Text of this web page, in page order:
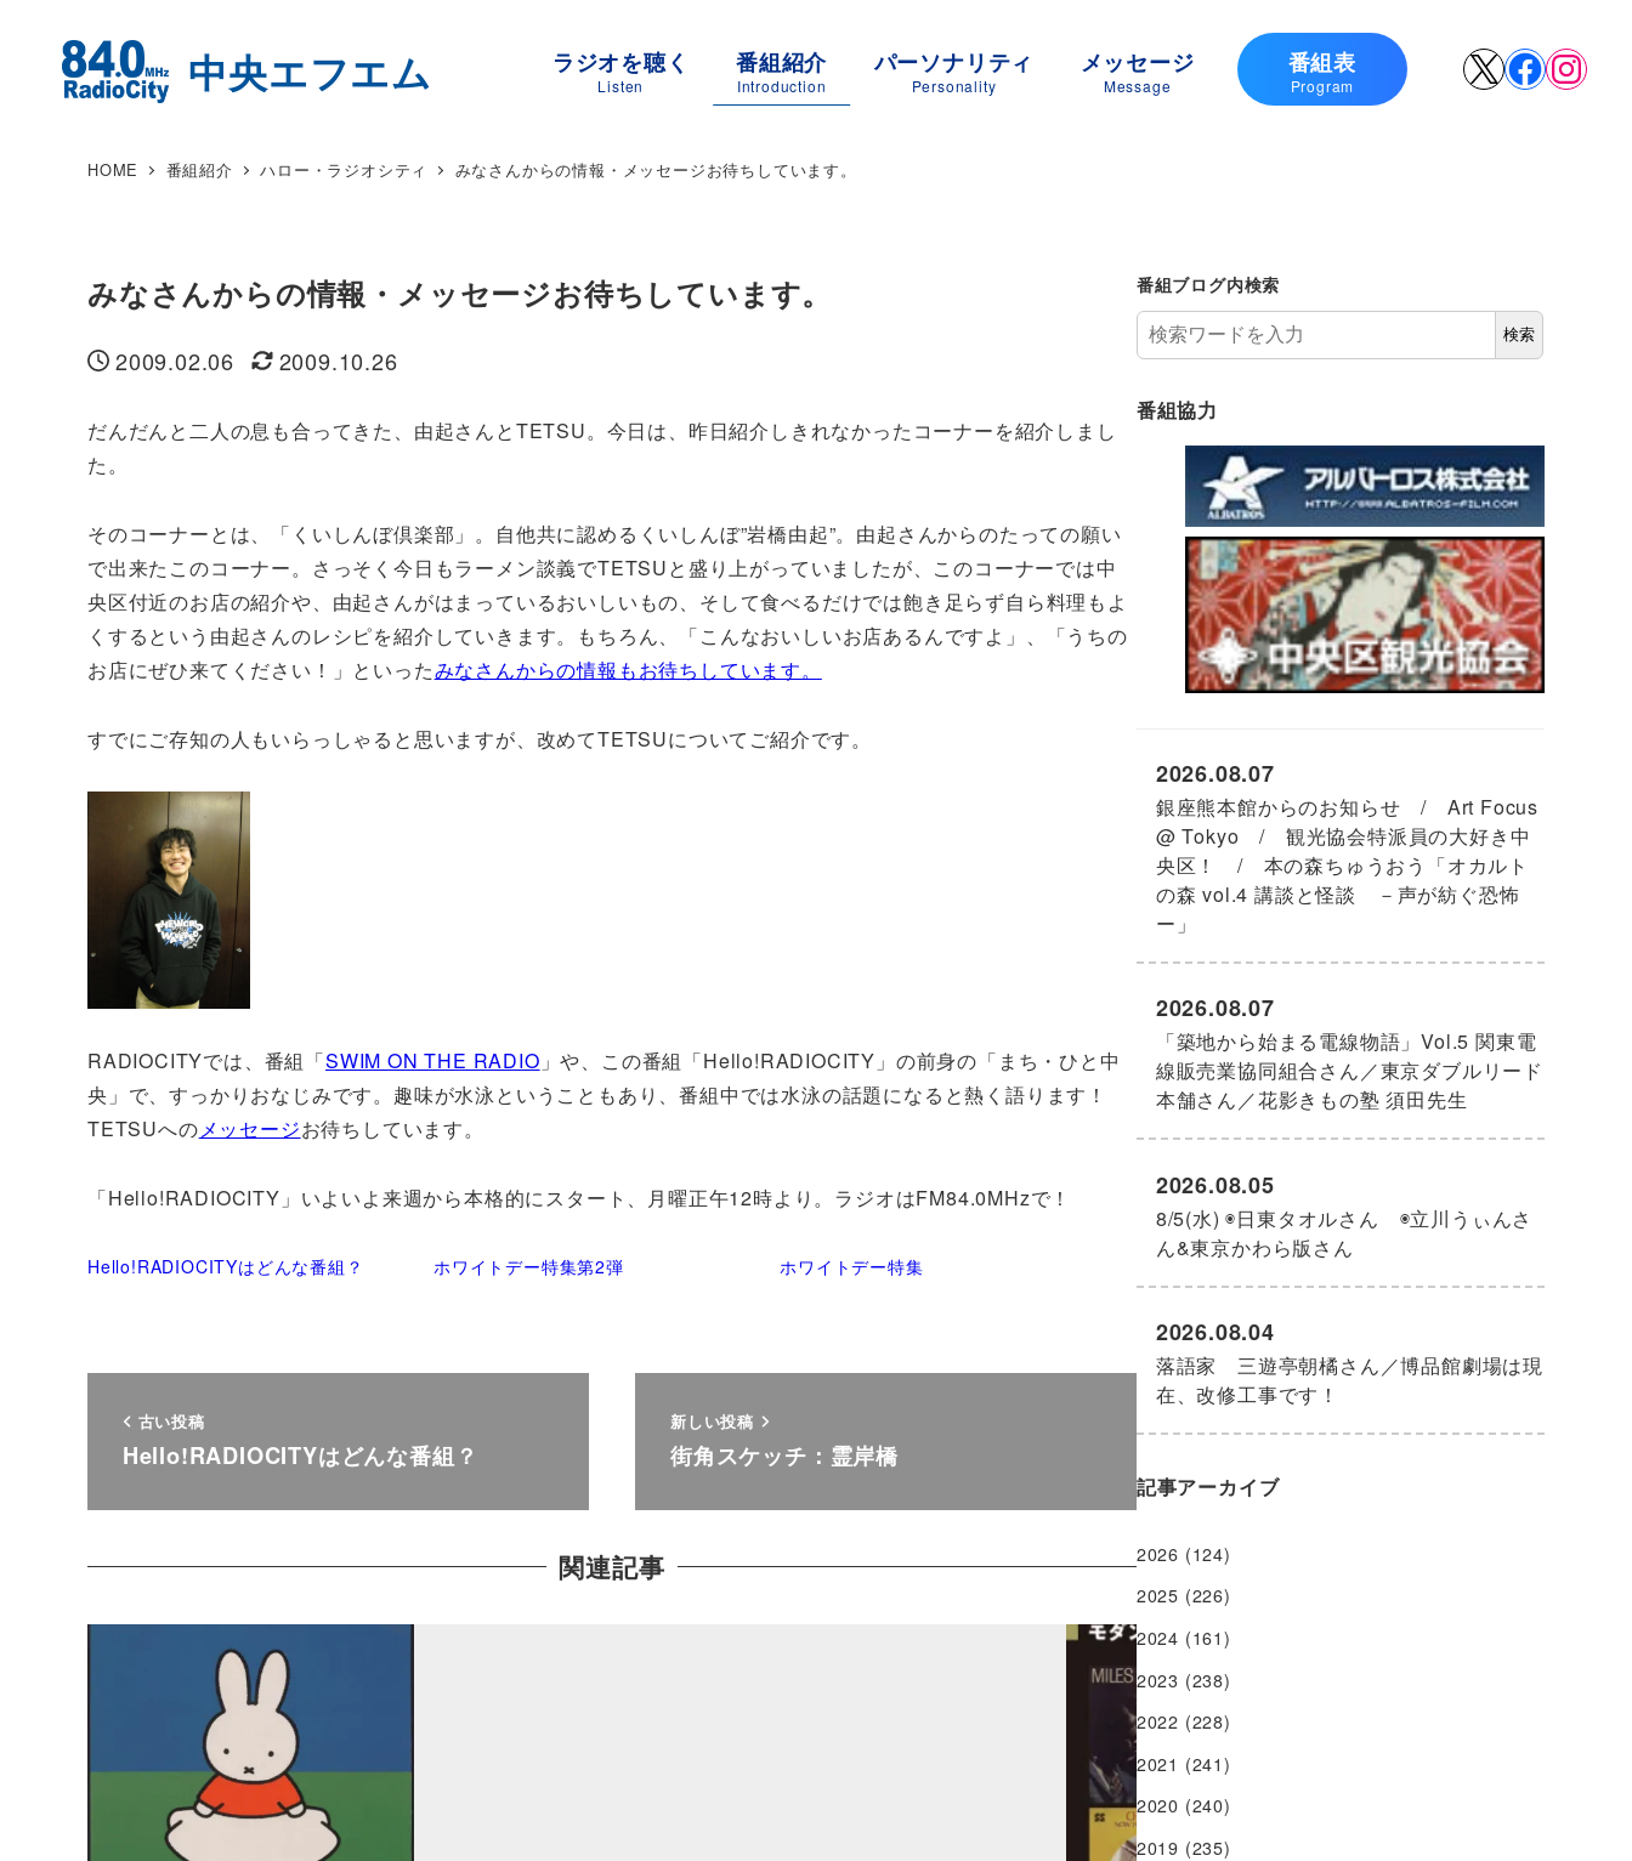
X
ラジオを聴く
Listen
番組紹介
Introduction
パーソナリティ
Personality
メッセージ
Message
番組表
Program
HOME 番組紹介 ハロー・ラジオシティ みなさんからの情報・メッセージお待ちしています。
みなさんからの情報・メッセージお待ちしています。
投稿日
2009.02.06
更新日
2009.10.26
だんだんと二人の息も合ってきた、由起さんとTETSU。今日は、昨日紹介しきれなかったコーナーを紹介しまし
た。
そのコーナーとは、「くいしんぼ倶楽部」。自他共に認めるくいしんぼ”岩橋由起”。由起さんからのたっての願い
で出来たこのコーナー。さっそく今日もラーメン談義でTETSUと盛り上がっていましたが、このコーナーでは中
央区付近のお店の紹介や、由起さんがはまっているおいしいもの、そして食べるだけでは飽き足らず自ら料理もよ
くするという由起さんのレシピを紹介していきます。もちろん、「こんなおいしいお店あるんですよ」、「うちの
お店にぜひ来てください！」といったみなさんからの情報もお待ちしています。
すでにご存知の人もいらっしゃると思いますが、改めてTETSUについてご紹介です。
RADIOCITYでは、番組「SWIM ON THE RADIO 」や、この番組「Hello!RADIOCITY」の前身の「まち・ひと中
央」で、すっかりおなじみです。趣味が水泳ということもあり、番組中では水泳の話題になると熱く語ります！
TETSUへのメッセージお待ちしています。
「Hello!RADIOCITY」いよいよ来週から本格的にスタート、月曜正午12時より。ラジオはFM84.0MHzで！
Hello!RADIOCITYはどんな番組？ ホワイトデー特集第2弾 ホワイトデー特集
古い投稿
Hello!RADIOCITYはどんな番組？
新しい投稿
街角スケッチ：霊岸橋
関連記事
番組ブログ内検索
検索
番組協力
銀座熊本館からのお知らせ / Art Focus
@ Tokyo / 観光協会特派員の大好き中
央区！ / 本の森ちゅうおう「オカルト
の森 vol.4 講談と怪談 －声が紡ぐ恐怖
ー」
2026.08.07
「築地から始まる電線物語」Vol.5 関東電
線販売業協同組合さん／東京ダブルリード
本舗さん／花影きもの塾 須田先生
2026.08.07
8/5(水) ◉日東タオルさん ◉立川うぃんさ
ん&東京かわら版さん
2026.08.05
落語家 三遊亭朝橘さん／博品館劇場は現
在、改修工事です！
2026.08.04
記事アーカイブ
2026 (124)
2025 (226)
2024 (161)
2023 (238)
2022 (228)
2021 (241)
2020 (240)
2019 (235)